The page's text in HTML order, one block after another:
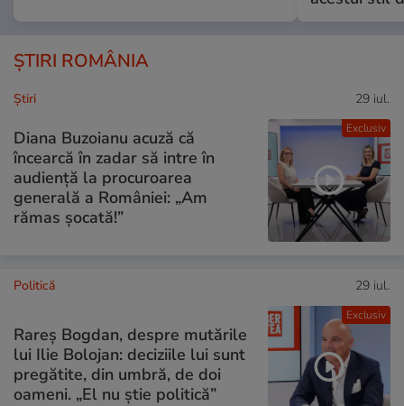
ȘTIRI ROMÂNIA
Exclusiv
Ştiri 29 iul.
Diana Buzoianu acuză că
încearcă în zadar să intre în
audiență la procuroarea
generală a României: „Am
rămas șocată!”
Exclusiv
Politică 29 iul.
Rareș Bogdan, despre mutările
lui Ilie Bolojan: deciziile lui sunt
pregătite, din umbră, de doi
oameni. „El nu știe politică”